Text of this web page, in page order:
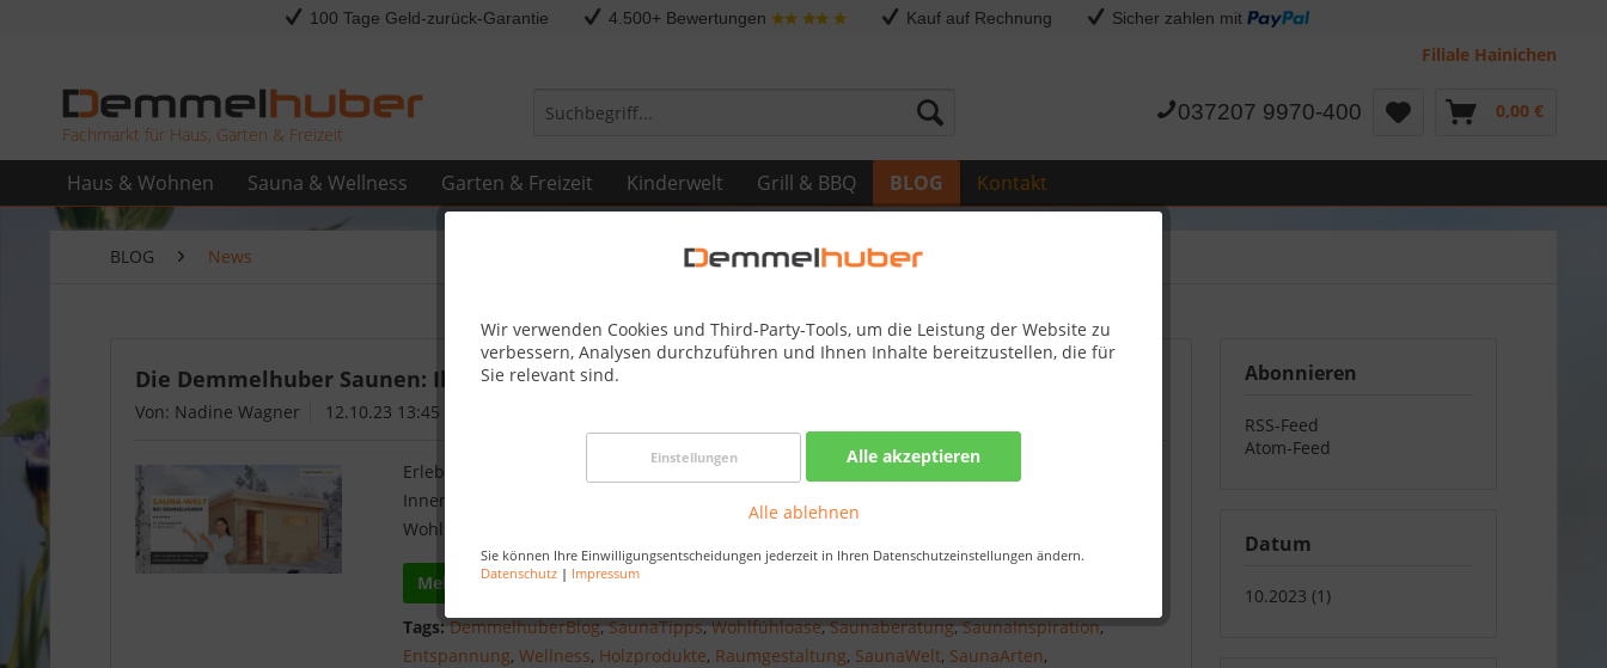
100 Tage Geld-zurück-Garantie 4.500+ Bewertungen Kauf auf Rechnung Sicher zahlen mit
Filiale Hainichen
Fachmarkt für Haus, Garten & Freizeit
037207 9970-400 0,00 €
Haus & Wohnen Sauna & Wellness Garten & Freizeit Kinderwelt Grill & BBQ BLOG Kontakt
Wir verwenden Cookies und Third-Party-Tools, um die Leistung der Website zu
verbessern, Analysen durchzuführen und Ihnen Inhalte bereitzustellen, die für
Sie relevant sind.
Einstellungen Alle akzeptieren
Alle ablehnen
Sie können Ihre Einwilligungsentscheidungen jederzeit in Ihren Datenschutzeinstellungen ändern.
Datenschutz | Impressum
BLOG News
Abonnieren
RSS-Feed
Atom-Feed
Datum
10.2023 (1)
Die Demmelhuber Saunen: Ihr Schlüssel zur Entspannung
Von: Nadine Wagner 12.10.23 13:45
Erleben Sie ultimative Entspannung mit Demmelhuber Saunen - Kaufen Sie hochwertige
Innensaunen, Gartensaunen, Fasssaunen und Saunazubehör, um Ihre persönliche
Wohlfühloase zu schaffen.
Mehr lesen
Tags: DemmelhuberBlog,SaunaTipps,Wohlfühloase,Saunaberatung,SaunaInspiration,
Entspannung,Wellness, Holzprodukte, Raumgestaltung, SaunaWelt, SaunaArten,